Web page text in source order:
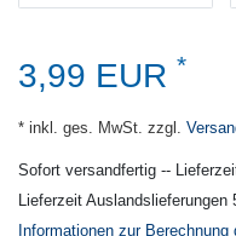
3,99 EUR *
* inkl. ges. MwSt. zzgl.
Sofort versandfertig --
Lieferzeit Auslandslieferungen
Informationen zur